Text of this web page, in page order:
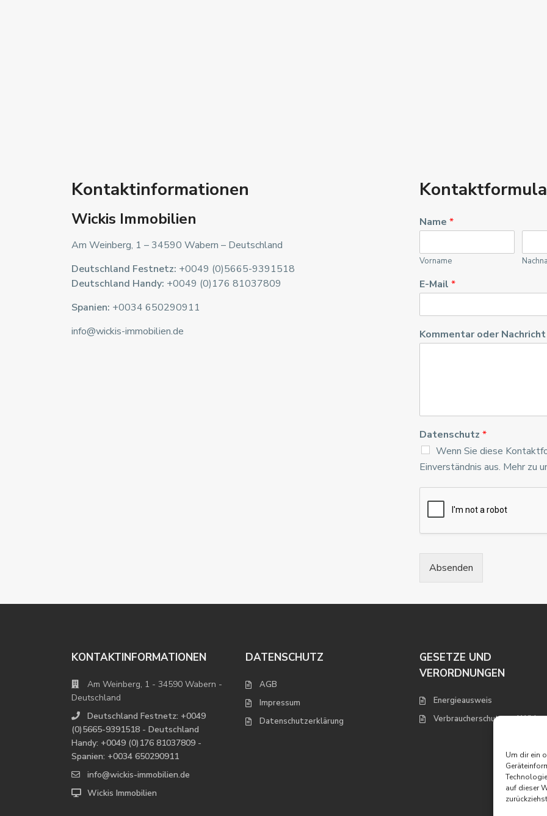
Um dir ein
auf dieser
Kontaktinformationen
Wickis Immobilien
Am Weinberg, 1 – 34590 Wabern – Deutschland
Deutschland Festnetz: +0049 (0)5665-9391518
Deutschland Handy: +0049 (0)176 81037809
Spanien: +0034 650290911
info@wickis-immobilien.de
Name *
Vorname
E-Mail *
Kommentar oder Nachricht
Datenschutz *
Wenn Sie diese
Einverständnis aus. Mehr zu
Absenden
KONTAKTINFORMATIONEN
Am Weinberg, 1 - 34590 Wabern -
Deutschland
Deutschland Festnetz: +0049
(0)5665-9391518 - Deutschland
Handy: +0049 (0)176 81037809 -
Spanien: +0034 650290911
info@wickis-immobilien.de
Wickis Immobilien
DATENSCHUTZ
AGB
Impressum
Datenschutzerklärung
GESETZE UND
VERORDNUNGEN
Energieausweis
Verbraucherschutz und